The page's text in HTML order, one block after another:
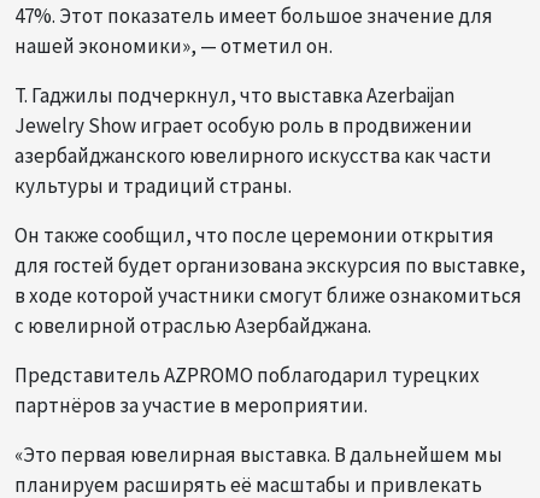
47%. Этот показатель имеет большое значение для
нашей экономики», — отметил он.
Т. Гаджилы подчеркнул, что выставка Azerbaijan
Jewelry Show играет особую роль в продвижении
азербайджанского ювелирного искусства как части
культуры и традиций страны.
Он также сообщил, что после церемонии открытия
для гостей будет организована экскурсия по выставке,
в ходе которой участники смогут ближе ознакомиться
с ювелирной отраслью Азербайджана.
Представитель AZPROMO поблагодарил турецких
партнёров за участие в мероприятии.
«Это первая ювелирная выставка. В дальнейшем мы
планируем расширять её масштабы и привлекать